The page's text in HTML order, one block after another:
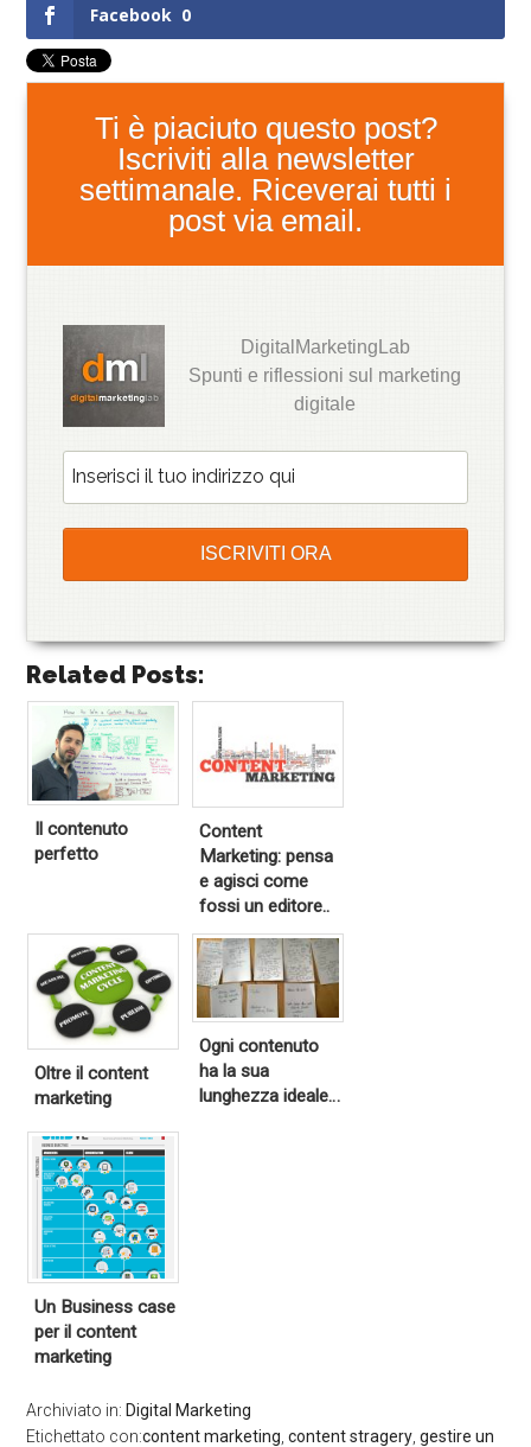
Facebook 0
Ti è piaciuto questo post?
Iscriviti alla newsletter
settimanale. Riceverai tutti i
post via email.
DigitalMarketingLab
Spunti e riflessioni sul marketing
digitale
Related Posts:
Il contenuto
perfetto
Content
Marketing: pensa
e agisci come
fossi un editore..
Oltre il content
marketing
Ogni contenuto
ha la sua
lunghezza ideale…
Un Business case
per il content
marketing
Archiviato in:Digital Marketing
Etichettato con:content marketing ,content stragery ,gestire un